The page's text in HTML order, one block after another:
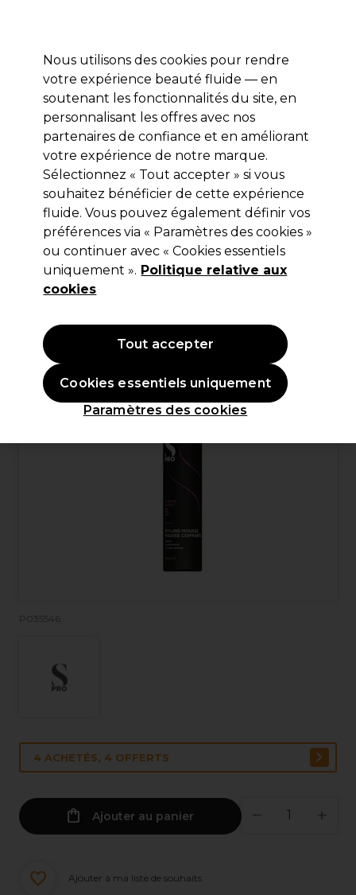
Se connecter
Marques Bons plans Coiffure Electro et Matériel
Livraison et délais
lire la suite
S-PRO
S-PRO Mousse Forte 400ml
)
6,25 €Hors TVA(TARIF PROFESSIONNEL)
7,50 €TVA incluse)
OFFRE
P035546
4 ACHETÉS, 4 OFFERTS
Ajouter au panier
Ajouter à ma liste de souhaits
Nous utilisons des cookies pour rendre
votre expérience beauté fluide — en
soutenant les fonctionnalités du site, en
personnalisant les offres avec nos
partenaires de confiance et en améliorant
votre expérience de notre marque.
Sélectionnez « Tout accepter » si vous
souhaitez bénéficier de cette expérience
fluide. Vous pouvez également définir vos
préférences via « Paramètres des cookies »
ou continuer avec « Cookies essentiels
uniquement ». Politique relative aux
cookies
Paramètres des cookies
Cookies essentiels uniquement
Tout accepter